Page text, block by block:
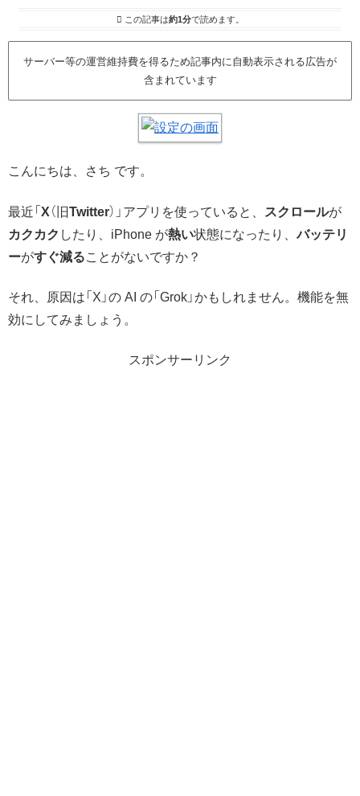
この記事は約1分で読めます。
サーバー等の運営維持費を得るため記事内に自動表示される広告が
含まれています
こんにちは、さち です。
最近「 X （旧Twitter）」アプリを使っていると、 スクロールが
カクカク したり、iPhone が熱い状態になったり、バッテリ
ーがすぐ減ることがないですか？
それ、原因は「X」の AI の「Grok」かもしれません。機能を無
効にしてみましょう。
スポンサーリンク